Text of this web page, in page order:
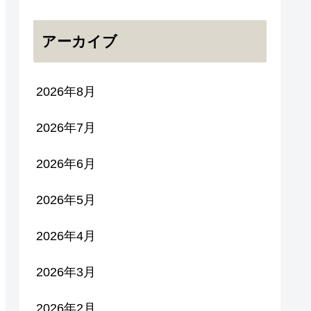
アーカイブ
2026年8月
2026年7月
2026年6月
2026年5月
2026年4月
2026年3月